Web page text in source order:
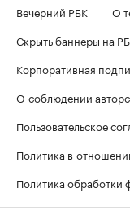
Вечерний РБК
О
Скрыть баннеры на
Корпоративная
О соблюдении
Пользовательское
Политика в
Политика обработки